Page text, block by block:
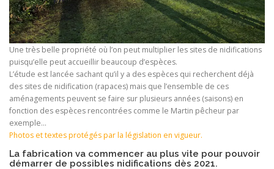
Une très belle propriété où l’on peut multiplier les sites de nidifications
puisqu’elle peut accueillir beaucoup d’espèces.
L’étude est lancée sachant qu’il y a des espèces qui recherchent déjà
des sites de nidification (rapaces) mais que l’ensemble de ces
aménagements peuvent se faire sur plusieurs années (saisons) en
fonction des espèces rencontrées comme le Martin pêcheur par
exemple…
Photos et textes protégés par la législation en vigueur.
La fabrication va commencer au plus vite pour pouvoir
démarrer de possibles nidifications dès 2021.